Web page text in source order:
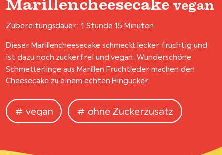
Marillencheesecake vegan
Zubereitungsdauer: 1 Stunde 15 Minuten
Dieser Marillencheesecake schmeckt lecker fruchtig und
ist dazu noch zuckerfrei und vegan. Wunderschöne
Schmetterlinge aus Marillen Fruchtleder machen den
Cheesecake zu einem echten Hingucker.
vegan ohne Zuckerzusatz